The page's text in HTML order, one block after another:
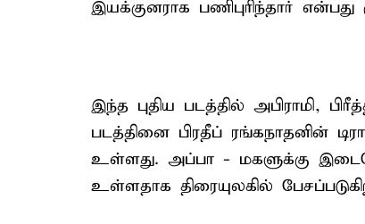
இயக்குனராக பணிபுரிந்தார் என்பது
இந்த புதிய படத்தில் அபிராமி,
படத்தினை பிரதீப் ரங்கநாதனின்
உள்ளது. அப்பா - மகளுக்கு
உள்ளதாக திரையுலகில்